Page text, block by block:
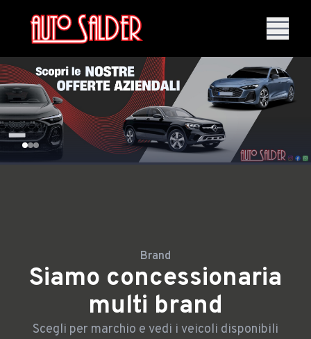
Brand
Siamo concessionaria
multi brand
Scegli per marchio e vedi i veicoli disponibili